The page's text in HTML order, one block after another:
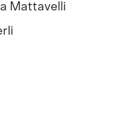
Mattavelli